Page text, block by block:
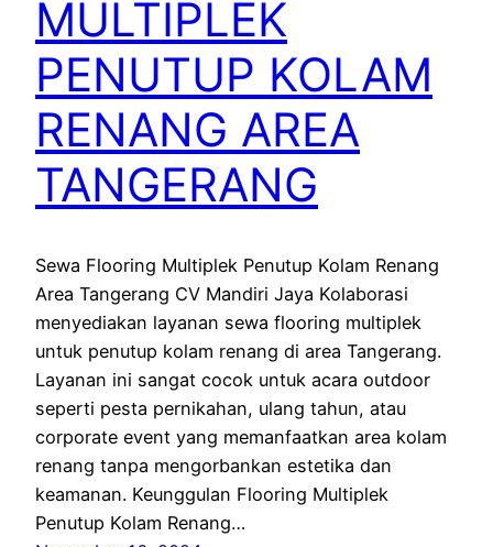
MULTIPLEK
PENUTUP KOLAM
RENANG AREA
TANGERANG
Sewa Flooring Multiplek Penutup Kolam Renang
Area Tangerang CV Mandiri Jaya Kolaborasi
menyediakan layanan sewa flooring multiplek
untuk penutup kolam renang di area Tangerang.
Layanan ini sangat cocok untuk acara outdoor
seperti pesta pernikahan, ulang tahun, atau
corporate event yang memanfaatkan area kolam
renang tanpa mengorbankan estetika dan
keamanan. Keunggulan Flooring Multiplek
Penutup Kolam Renang…